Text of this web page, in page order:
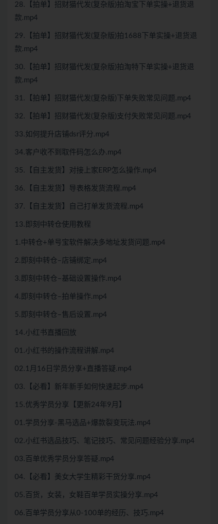
28.【拍单】招财猫代发(复杂版)拍淘宝下单实操+退货退
款.mp4
29.【拍单】招财猫代发(复杂版)拍1688下单实操+退货退
款.mp4
30.【拍单】招财猫代发(复杂版)拍淘特下单实操+退货退
款.mp4
31.【拍单】招财猫代发(复杂版)下单失败常见问题.mp4
32.【拍单】招财猫代发(复杂版)支付失败常见问题.mp4
33.如何提升店铺dsr评分.mp4
34.客户收不到取件码怎么办.mp4
35.【自主发货】对接上家ERP怎么操作.mp4
36.【自主发货】导表格发货流程.mp4
37.【自主发货】自己打单发货流程.mp4
13.即刻中转仓使用教程
1.中转仓+单号宝软件解决多地址发货问题.mp4
2.即刻中转仓–店铺绑定.mp4
3.即刻中转仓–基础设置操作.mp4
4.即刻中转仓–拍单操作.mp4
5.即刻中转仓–售后设置.mp4
14.小红书直播回放
01.小红书的操作流程讲解.mp4
02.1月16日学员分享+直播答疑.mp4
03.【必看】新年新手如何快速起步.mp4
15.优秀学员分享【更新24年9月】
01.学员分享-黑马选品+爆款裂变玩法.mp4
02.小红书选品技巧、笔记技巧、常见问题经验分享.mp4
03.百单优秀学员分享答疑.mp4
04.【必看】美女大学生精彩干货分享.mp4
05.百货，女装，女鞋百单学员实操分享.mp4
06.百单学员分享从0-100单的经历、技巧.mp4